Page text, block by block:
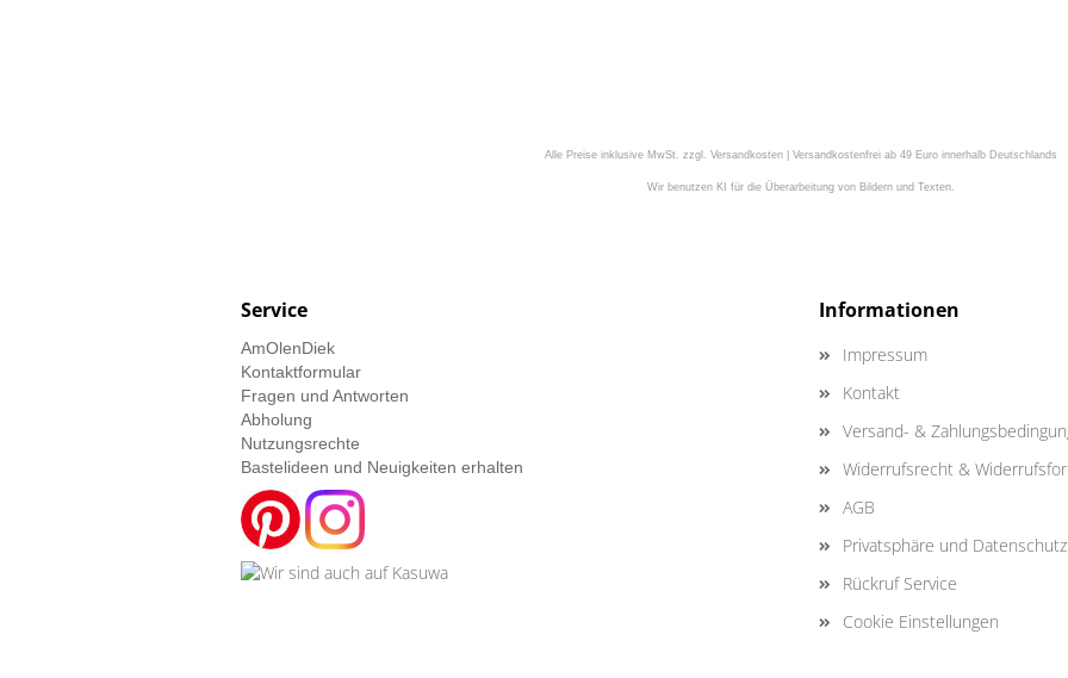
Alle Preise inklusive MwSt. zzgl. Versandkosten | Versandkostenfrei ab 49 Euro innerhalb Deutschlands
Wir benutzen KI für die Überarbeitung von Bildern und Texten.
Service
AmOlenDiek
Kontaktformular
Fragen und Antworten
Abholung
Nutzungsrechte
Bastelideen und Neuigkeiten erhalten
Informationen
Impressum
Kontakt
Versand- &
Widerrufsrecht &
AGB
Privatsphäre und Datenschutz
Rückruf Service
Cookie Einstellungen